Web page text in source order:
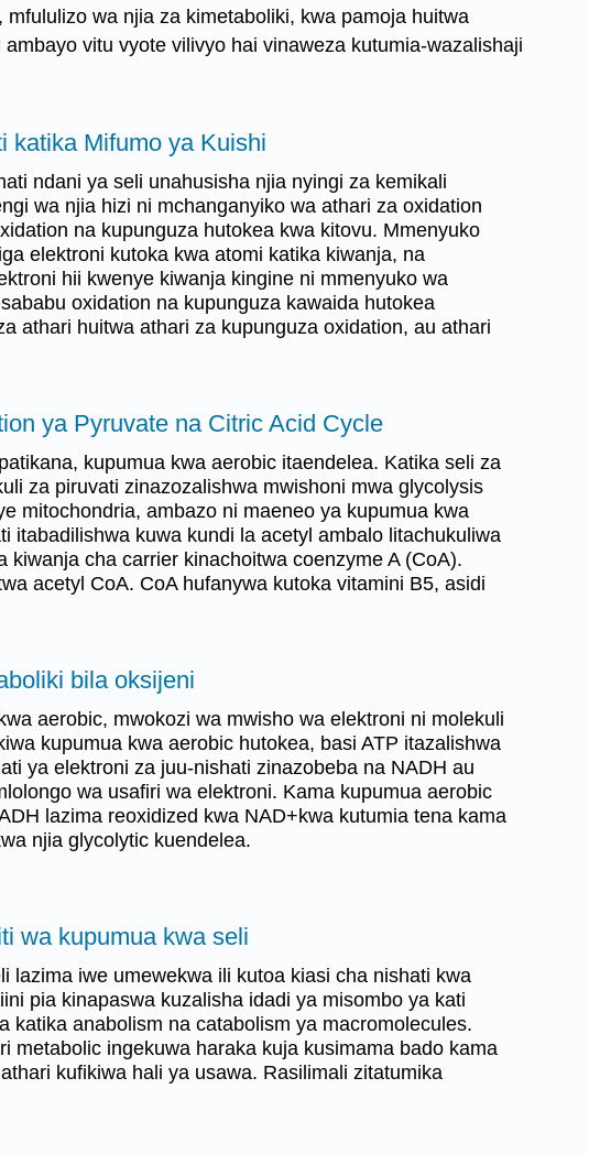
wa njia za kimetaboliki, kwa pamoja huitwa
vitu vyote vilivyo hai vinaweza kutumia-wazalishaji
katika Mifumo ya Kuishi
ndani ya seli unahusisha njia nyingi za kemikali
wa njia hizi ni mchanganyiko wa athari za oxidation
na kupunguza hutokea kwa kitovu. Mmenyuko
elektroni kutoka kwa atomi katika kiwanja, na
hii kwenye kiwanja kingine ni mmenyuko wa
oxidation na kupunguza kawaida hutokea
athari huitwa athari za kupunguza oxidation, au athari
ya Pyruvate na Citric Acid Cycle
kupumua kwa aerobic itaendelea. Katika seli za
za piruvati zinazozalishwa mwishoni mwa glycolysis
mitochondria, ambazo ni maeneo ya kupumua kwa
itabadilishwa kuwa kundi la acetyl ambalo litachukuliwa
kiwanja cha carrier kinachoitwa coenzyme A (CoA).
acetyl CoA. CoA hufanywa kutoka vitamini B5, asidi
bila oksijeni
aerobic, mwokozi wa mwisho wa elektroni ni molekuli
kupumua kwa aerobic hutokea, basi ATP itazalishwa
ya elektroni za juu-nishati zinazobeba na NADH au
wa usafiri wa elektroni. Kama kupumua aerobic
lazima reoxidized kwa NAD+kwa kutumia tena kama
njia glycolytic kuendelea.
wa kupumua kwa seli
lazima iwe umewekwa ili kutoa kiasi cha nishati kwa
pia kinapaswa kuzalisha idadi ya misombo ya kati
katika anabolism na catabolism ya macromolecules.
metabolic ingekuwa haraka kuja kusimama bado kama
kufikiwa hali ya usawa. Rasilimali zitatumika